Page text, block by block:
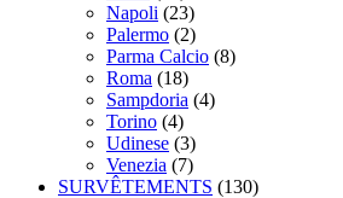
Napoli (23)
Palermo (2)
Parma Calcio (8)
Roma (18)
Sampdoria (4)
Torino (4)
Udinese (3)
Venezia (7)
SURVÊTEMENTS (130)